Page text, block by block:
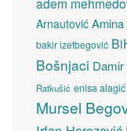
Arnautović
bakir izetbegović
Bošnjaci
Ratkušić enisa alagić
Mursel